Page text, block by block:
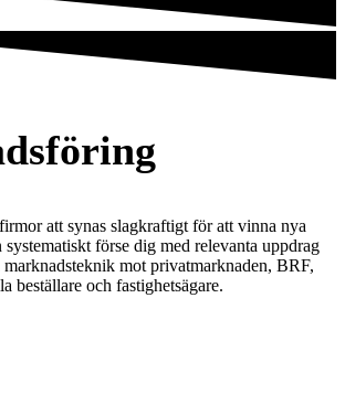
att synas slagkraftigt för att vinna nya
förse dig med relevanta uppdrag
mot privatmarknaden, BRF,
beställare och fastighetsägare.